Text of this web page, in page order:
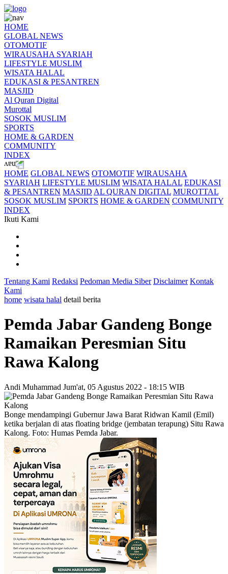
HOME
GLOBAL NEWS
OTOMOTIF
WIRAUSAHA SYARIAH
LIFESTYLE MUSLIM
WISATA HALAL
EDUKASI & PESANTREN
MASJID
Al Quran Digital
Murottal
SOSOK MUSLIM
SPORTS
HOME & GARDEN
COMMUNITY
INDEX
HOME GLOBAL NEWS OTOMOTIF WIRAUSAHA
SYARIAH LIFESTYLE MUSLIM WISATA HALAL EDUKASI
& PESANTREN MASJID AL QURAN DIGITAL MUROTTAL
SOSOK MUSLIM SPORTS HOME & GARDEN COMMUNITY
INDEX
Ikuti Kami
Tentang Kami Redaksi Pedoman Media Siber Disclaimer Kontak
Kami
home wisata halal detail berita
Pemda Jabar Gandeng Bonge
Ramaikan Peresmian Situ
Rawa Kalong
Andi Muhammad Jum'at, 05 Agustus 2022 - 18:15 WIB
Bonge mendampingi Gubernur Jawa Barat Ridwan Kamil (Emil)
ketika berjalan di atas floating bridge (jembatan terapung) Situ Rawa
Kalong. Foto: Humas Pemda Jabar.